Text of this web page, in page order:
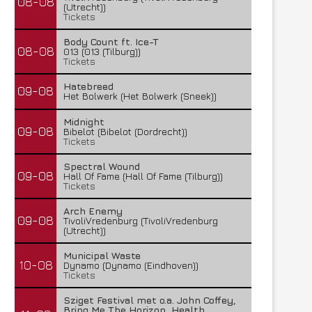
(Utrecht))
Tickets
08-08
Body Count ft. Ice-T
013 (013 (Tilburg))
Tickets
09-08
Hatebreed
Het Bolwerk (Het Bolwerk (Sneek))
09-08
Midnight
Bibelot (Bibelot (Dordrecht))
Tickets
09-08
Spectral Wound
Hall Of Fame (Hall Of Fame (Tilburg))
Tickets
09-08
Arch Enemy
TivoliVredenburg (TivoliVredenburg
(Utrecht))
10-08
Municipal Waste
Dynamo (Dynamo (Eindhoven))
Tickets
Sziget Festival met o.a. John Coffey,
Bring Me The Horizon, Health